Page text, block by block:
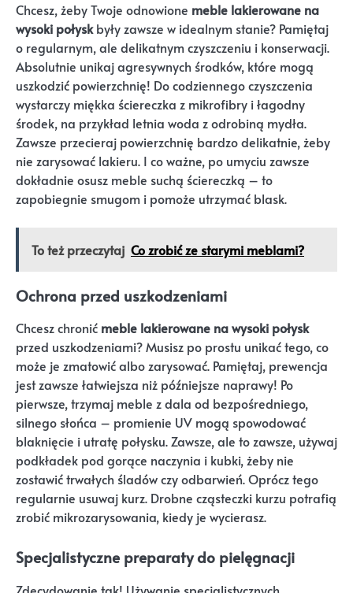
Chcesz, żeby Twoje odnowione meble lakierowane na
wysoki połyskbyły zawsze w idealnym stanie? Pamiętaj
o regularnym, ale delikatnym czyszczeniu i konserwacji.
Absolutnie unikaj agresywnych środków, które mogą
uszkodzić powierzchnię! Do codziennego czyszczenia
wystarczy miękka ściereczka z mikrofibry i łagodny
środek, na przykład letnia woda z odrobiną mydła.
Zawsze przecieraj powierzchnię bardzo delikatnie, żeby
nie zarysować lakieru. I co ważne, po umyciu zawsze
dokładnie osusz meble suchą ściereczką – to
zapobiegnie smugom i pomoże utrzymać blask.
To też przeczytaj Co zrobić ze starymi meblami?
Ochrona przed uszkodzeniami
Chcesz chronić meble lakierowane na wysoki połysk
przed uszkodzeniami? Musisz po prostu unikać tego, co
może je zmatowić albo zarysować. Pamiętaj, prewencja
jest zawsze łatwiejsza niż późniejsze naprawy! Po
pierwsze, trzymaj meble z dala od bezpośredniego,
silnego słońca – promienie UV mogą spowodować
blaknięcie i utratę połysku. Zawsze, ale to zawsze, używaj
podkładek pod gorące naczynia i kubki, żeby nie
zostawić trwałych śladów czy odbarwień. Oprócz tego
regularnie usuwaj kurz. Drobne cząsteczki kurzu potrafią
zrobić mikrozarysowania, kiedy je wycierasz.
Specjalistyczne preparaty do pielęgnacji